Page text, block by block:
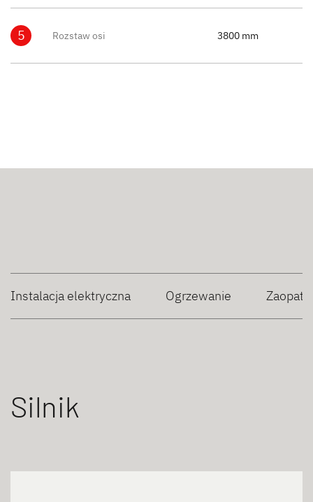
5 Rozstaw osi 3800 mm
Instalacja elektryczna Ogrzewanie
Silnik